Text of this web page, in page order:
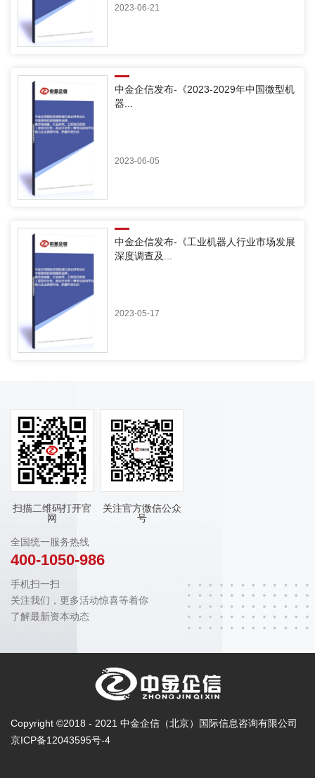
2023-06-21
中金企信发布-《2023-2029年中国微型机
器...
2023-06-05
中金企信发布-《工业机器人行业市场发展
深度调查及...
2023-05-17
扫描二维码打开官
网
关注官方微信公众
号
全国统一服务热线
400-1050-986
手机扫一扫
关注我们，更多活动惊喜等着你
了解最新资本动态
Copyright ©2018 - 2021 中金企信（北京）国际信息咨询有限公司
京ICP备12043595号-4